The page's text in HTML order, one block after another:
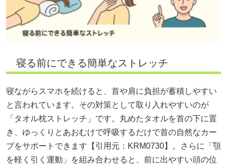
寝る前にできる簡単なストレッチ
寝ながらスマホを続けると、首や肩に負担が蓄積しやすい
と言われています。その対策として取り入れやすいのが
「タオル枕ストレッチ」です。丸めたタオルを首の下に置
き、ゆっくりとあおむけで呼吸するだけで首の自然なカー
ブをサポートできます【引用元：KRM0730】。さらに「顎
を軽く引く運動」を組み合わせると、前に出やすい頭の位